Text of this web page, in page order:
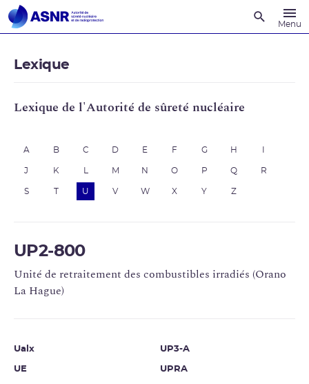
Menu
Lexique
Lexique de l'Autorité de sûreté nucléaire
A B C D E F G H
J K M N O P Q R
S U V W X Y Z
UP2-800
Unité de retraitement des combustibles irradiés (Orano
La Hague)
Ualx
UE
UP3-A
UPRA